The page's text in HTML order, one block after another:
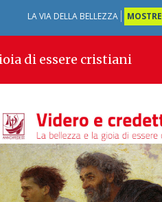
LA VIA DELLA BELLEZZA MOSTRE
di essere cristiani